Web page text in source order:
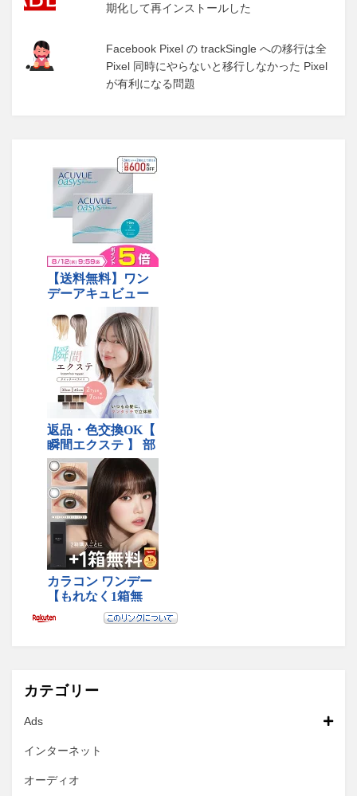
期化して再インストールした
Facebook Pixel の trackSingle への移行は全
Pixel 同時にやらないと移行しなかった Pixel
が有利になる問題
カテゴリー
Ads
インターネット
オーディオ